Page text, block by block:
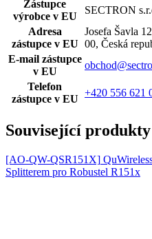
Zástupce
výrobce v EU
SECTRON
Adresa
zástupce v EU
Josefa Šavla
00, Česká
E-mail zástupce
v EU
Telefon
zástupce v EU
+420 556 621
Související produkty
[AO-QW-QSR151X]
Splitterem pro Robustel R151x